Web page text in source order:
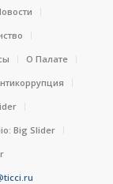
О Палате
Big Slider